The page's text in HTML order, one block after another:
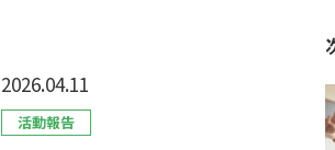
2026.04.11
活動報告